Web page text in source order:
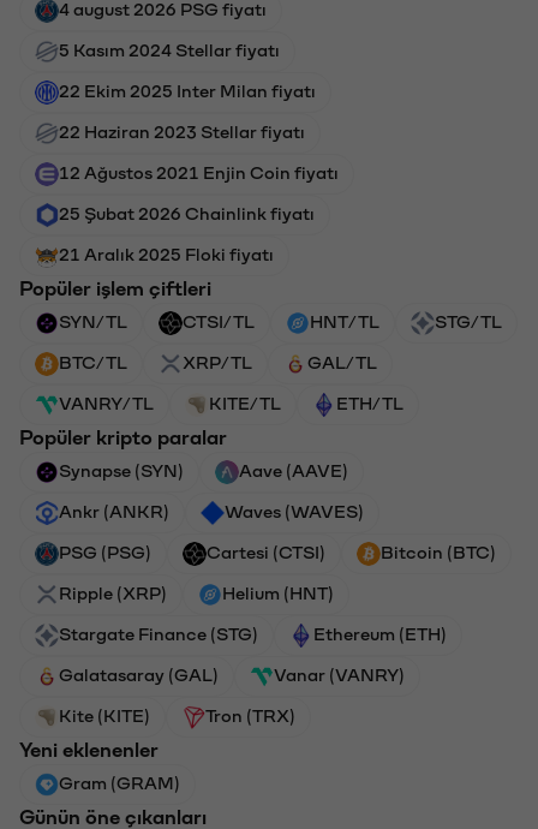
4 august 2026 PSG fiyatı
5 Kasım 2024 Stellar fiyatı
22 Ekim 2025 Inter Milan fiyatı
22 Haziran 2023 Stellar fiyatı
12 Ağustos 2021 Enjin Coin fiyatı
25 Şubat 2026 Chainlink fiyatı
21 Aralık 2025 Floki fiyatı
Popüler işlem çiftleri
SYN/TL CTSI/TL HNT/TL STG/TL
BTC/TL XRP/TL GAL/TL
VANRY/TL KITE/TL ETH/TL
Popüler kripto paralar
Synapse (SYN) Aave (AAVE)
Ankr (ANKR) Waves (WAVES)
PSG (PSG) Cartesi (CTSI) Bitcoin (BTC)
Ripple (XRP) Helium (HNT)
Stargate Finance (STG) Ethereum (ETH)
Galatasaray (GAL) Vanar (VANRY)
Kite (KITE) Tron (TRX)
Yeni eklenenler
Gram (GRAM)
Günün öne çıkanları